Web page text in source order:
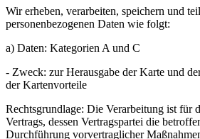
Wir erheben, verarbeiten, speichern und
personenbezogenen Daten wie folgt:
a) Daten: Kategorien A und C
- Zweck: zur Herausgabe der Karte und
der Kartenvorteile
Rechtsgrundlage: Die Verarbeitung ist für
Vertrags, dessen Vertragspartei die
Durchführung vorvertraglicher